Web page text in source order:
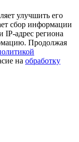
улучшить его
сбор информации
IP-адрес региона
Продолжая
на обработку